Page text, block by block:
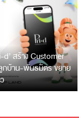
สร้าง Customer
กบ้าน-พันธมิตร ขยาย